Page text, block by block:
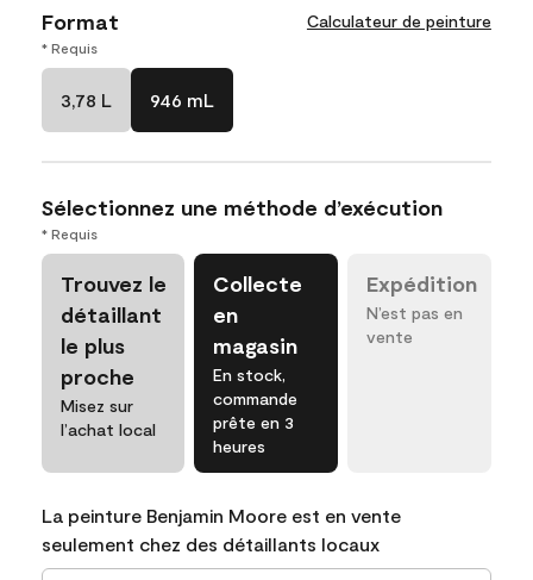
Format Calculateur de peinture
* Requis
3,78 L 946 mL
Sélectionnez une méthode d’exécution
* Requis
Trouvez le
détaillant
le plus
proche
Misez sur
l’achat local
Collecte
en
magasin
En stock,
commande
prête en 3
heures
Expédition
N’est pas en
vente
La peinture Benjamin Moore est en vente
seulement chez des détaillants locaux